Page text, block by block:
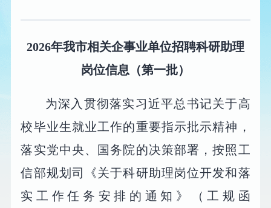
2026年我市相关企事业单位招聘科研助理
岗位信息（第一批）
为深入贯彻落实习近平总书记关于高
校毕业生就业工作的重要指示批示精神，
落实党中央、国务院的决策部署，按照工
信部规划司《关于科研助理岗位开发和落
实工作任务安排的通知》（工规函